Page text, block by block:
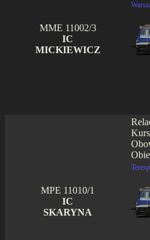
MME 11002/3
IC
MICKIEWICZ
MPE 11010/1
IC
SKARYNA